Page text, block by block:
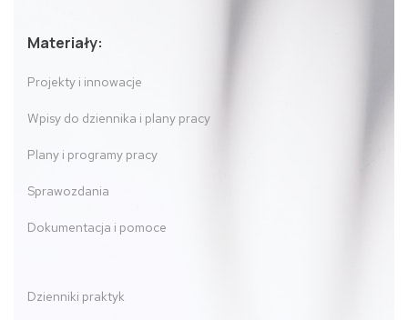
Materiały:
Projekty i innowacje
Wpisy do dziennika i plany pracy
Plany i programy pracy
Sprawozdania
Dokumentacja i pomoce
Dzienniki praktyk